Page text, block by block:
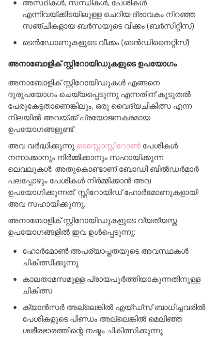
അസ്ഥികൾ, സന്ധികൾ, പേശികൾ
എന്നിവയ്ക്കിടയിലുള്ള ചെറിയ ദ്രാവകം നിറഞ്ഞ
സഞ്ചികളായ ബർസയുടെ വീക്കം (ബർസിറ്റിസ്)
ടെൻഡോണുകളുടെ വീക്കം (ടെൻഡിനൈറ്റിസ്)
അനാബോളിക് സ്റ്റിറോയിഡുകളുടെ ഉപയോഗം
അനാബോളിക് സ്റ്റിറോയിഡുകൾ എങ്ങനെ
ദുരുപയോഗം ചെയ്യപ്പെടുന്നു എന്നതിന് കൂടുതൽ
പേരുകേട്ടതാണെങ്കിലും, ഒരു വൈദ്യചികിത്സ എന്ന
നിലയിൽ അവയ്ക്ക് പ്രയോജനകരമായ
ഉപയോഗങ്ങളുണ്ട്.
അവ വർദ്ധിക്കുന്നു ടെസ്റ്റോസ്റ്റിറോൺപേശികൾ
നന്നാക്കാനും നിർമ്മിക്കാനും സഹായിക്കുന്ന
ലെവലുകൾ. അതുകൊണ്ടാണ് ബോഡി ബിൽഡർമാർ
പലപ്പോഴും പേശികൾ നിർമ്മിക്കാൻ അവ
ഉപയോഗിക്കുന്നത്. സ്റ്റിറോയിഡ് ഹോർമോണുകളായി
അവ സഹായിക്കുന്നു.
അനാബോളിക് സ്റ്റിറോയിഡുകളുടെ വ്യത്യസ്ത
ഉപയോഗങ്ങളിൽ ഇവ ഉൾപ്പെടുന്നു:
ഹോർമോൺ അപര്യാപ്തതയുടെ അവസ്ഥകൾ
ചികിത്സിക്കുന്നു
കാലതാമസമുള്ള പ്രായപൂർത്തിയാകുന്നതിനുള്ള
ചികിത്സ
ക്യാൻസർ അല്ലെങ്കിൽ എയ്ഡ്സ് ബാധിച്ചവരിൽ
പേശികളുടെ പിണ്ഡം അല്ലെങ്കിൽ മെലിഞ്ഞ
ശരീരഭാരത്തിന്റെ നഷ്ടം ചികിത്സിക്കുന്നു